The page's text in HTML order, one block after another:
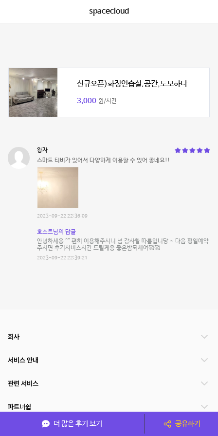
spacecloud
신규오픈)화정연습실.공간,도모하다
3,000 원/시간
왕자
스마트 티비가 있어서 다양하게 이용할 수 있어 좋네요!!
2023-09-22 22:36:09
호스트님의 답글
안녕하세용 ^^ 편히 이용해주시니 넘 감사할 따름입니당 ~ 다음 평일예약
주시면 후기서비스시간 드릴게용 좋은밤되세여🥰🥰
2023-09-22 22:39:21
더 많은 후기 보기 공유하기
회사
서비스 안내
관련 서비스
파트너쉽
서비스 제공 국가